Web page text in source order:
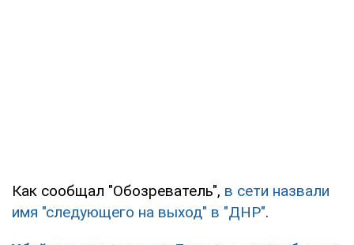
Как сообщал "Обозреватель", в сети назвали
имя "следующего на выход" в "ДНР".